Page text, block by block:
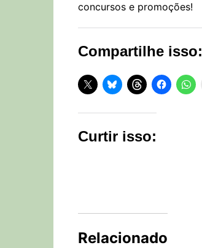
concursos e promoções!
Compartilhe isso:
Curtir isso:
Relacionado